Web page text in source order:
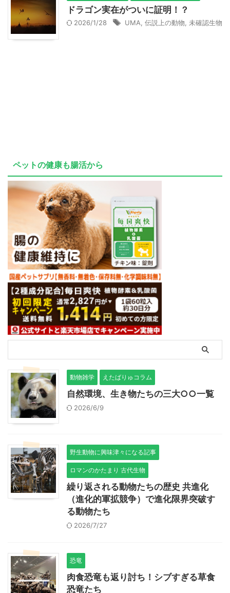
ドラゴン実在がついに証明！？
2026/1/28 UMA 伝説上の動物 未確認生物
ペットの健康も腸活から
動物雑学 えたばりゅコラム
自然環境、生き物たちの三大○○一覧
2026/6/9
野生動物に興味津々になる記事
ロマンのかたまり 古代生物
繰り返される動物たちの歴史 共進化
（進化的軍拡競争）で進化限界突破す
る動物たち
2026/7/27
恐竜
肉食恐竜も返り討ち！シブすぎる草食
恐竜たち